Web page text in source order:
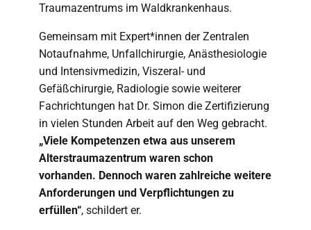
Traumazentrums im Waldkrankenhaus.
Gemeinsam mit Expert*innen der Zentralen
Notaufnahme, Unfallchirurgie, Anästhesiologie
und Intensivmedizin, Viszeral- und
Gefäßchirurgie, Radiologie sowie weiterer
Fachrichtungen hat Dr. Simon die Zertifizierung
in vielen Stunden Arbeit auf den Weg gebracht.
„Viele Kompetenzen etwa aus unserem
Alterstraumazentrum waren schon
vorhanden. Dennoch waren zahlreiche weitere
Anforderungen und Verpflichtungen zu
erfüllen“, schildert er.